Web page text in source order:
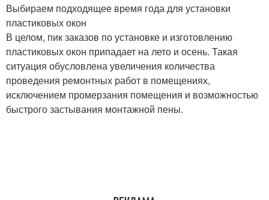
Выбираем подходящее время года для установки
пластиковых окон
В целом, пик заказов по установке и изготовлению
пластиковых окон припадает на лето и осень. Такая
ситуация обусловлена увеличения количества
проведения ремонтных работ в помещениях,
исключением промерзания помещения и возможностью
быстрого застывания монтажной пены.